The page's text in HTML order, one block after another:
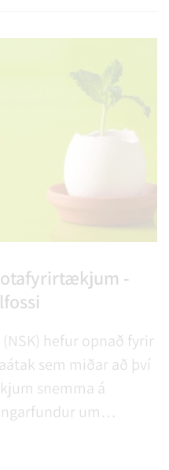
-
hefur opnað fyrir
sem miðar að því
snemma á
um
á Selfossi